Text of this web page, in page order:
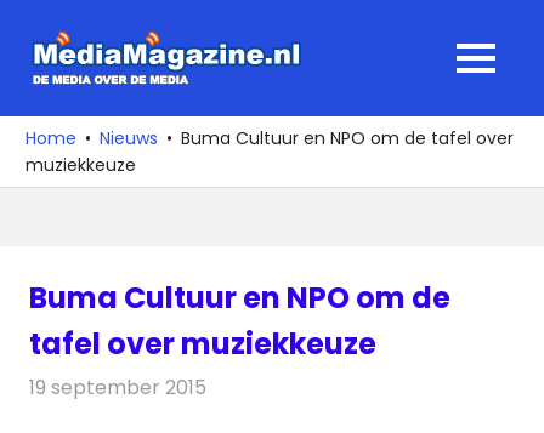
naar
media
over
de
MENU
Home Nieuws
Buma Cultuur en NPO om de tafel over
muziekkeuze
Buma Cultuur en NPO om de
tafel over muziekkeuze
19 september 2015